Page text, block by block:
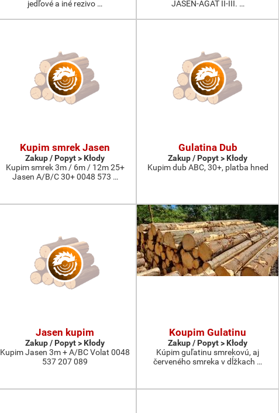
jedľové a iné rezivo …
JASEN-AGAT II-III. …
Kupim smrek Jasen
Zakup / Popyt > Kłody
Kupim smrek 3m / 6m / 12m 25+
Jasen A/B/C 30+ 0048 573 …
Gulatina Dub
Zakup / Popyt > Kłody
Kupim dub ABC, 30+, platba hned
Jasen kupim
Zakup / Popyt > Kłody
Kupim Jasen 3m + A/BC Volat 0048
537 207 089
Koupim Gulatinu
Zakup / Popyt > Kłody
Kúpim guľatinu smrekovú, aj
červeného smreka v dĺžkach …